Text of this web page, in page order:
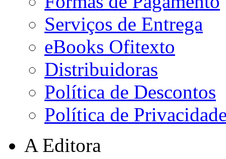
Serviços de Entrega
eBooks Ofitexto
Distribuidoras
Política de Descontos
Política de
A Editora